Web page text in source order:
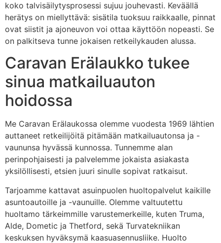
koko talvisäilytysprosessi sujuu jouhevasti. Keväällä
herätys on miellyttävä: sisätila tuoksuu raikkaalle, pinnat
ovat siistit ja ajoneuvon voi ottaa käyttöön nopeasti. Se
on palkitseva tunne jokaisen retkeilykauden alussa.
Caravan Erälaukko tukee
sinua matkailuauton
hoidossa
Me Caravan Erälaukossa olemme vuodesta 1969 lähtien
auttaneet retkeilijöitä pitämään matkailuautonsa ja -
vaununsa hyvässä kunnossa. Tunnemme alan
perinpohjaisesti ja palvelemme jokaista asiakasta
yksilöllisesti, etsien juuri sinulle sopivat ratkaisut.
Tarjoamme kattavat asuinpuolen huoltopalvelut kaikille
asuntoautoille ja -vaunuille. Olemme valtuutettu
huoltamo tärkeimmille varustemerkeille, kuten Truma,
Alde, Dometic ja Thetford, sekä Turvatekniikan
keskuksen hyväksymä kaasuasennusliike. Huolto